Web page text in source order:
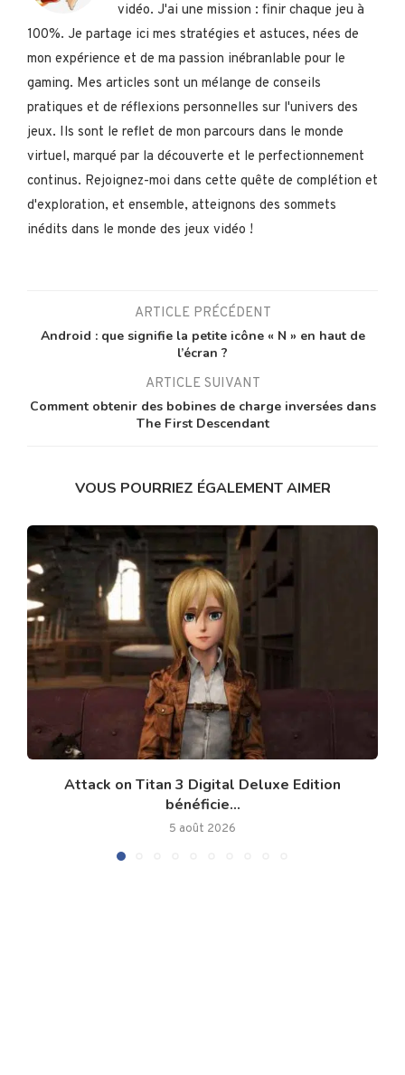
vidéo. J'ai une mission : finir chaque jeu à
100%. Je partage ici mes stratégies et astuces, nées de
mon expérience et de ma passion inébranlable pour le
gaming. Mes articles sont un mélange de conseils
pratiques et de réflexions personnelles sur l'univers des
jeux. Ils sont le reflet de mon parcours dans le monde
virtuel, marqué par la découverte et le perfectionnement
continus. Rejoignez-moi dans cette quête de complétion et
d'exploration, et ensemble, atteignons des sommets
inédits dans le monde des jeux vidéo !
ARTICLE PRÉCÉDENT
Android : que signifie la petite icône « N » en haut de
l’écran ?
ARTICLE SUIVANT
Comment obtenir des bobines de charge inversées dans
The First Descendant
VOUS POURRIEZ ÉGALEMENT AIMER
Attack on Titan 3 Digital Deluxe Edition
bénéficie...
5 août 2026